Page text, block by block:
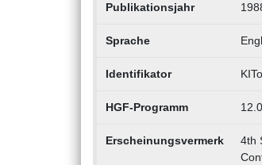
Publikationsjahr
Sprache
Identifikator
HGF-Programm
Erscheinungsvermerk
4th